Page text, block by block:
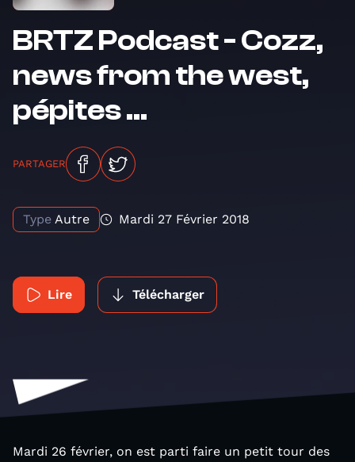
BRTZ Podcast - Cozz,
news from the west,
pépites ...
PARTAGER
Type Autre Mardi 27 Février 2018
Lire Télécharger
Mardi 26 février, on est parti faire un petit tour des